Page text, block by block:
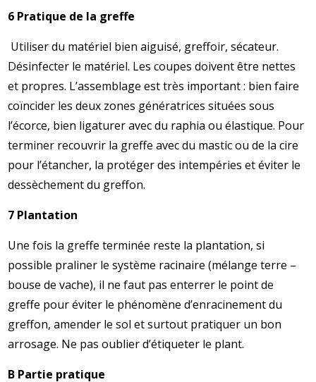
6 Pratique de la greffe
Utiliser du matériel bien aiguisé, greffoir, sécateur.
Désinfecter le matériel. Les coupes doivent être nettes
et propres. L’assemblage est très important : bien faire
coïncider les deux zones génératrices situées sous
l’écorce, bien ligaturer avec du raphia ou élastique. Pour
terminer recouvrir la greffe avec du mastic ou de la cire
pour l’étancher, la protéger des intempéries et éviter le
dessèchement du greffon.
7 Plantation
Une fois la greffe terminée reste la plantation, si
possible praliner le système racinaire (mélange terre –
bouse de vache), il ne faut pas enterrer le point de
greffe pour éviter le phénomène d’enracinement du
greffon, amender le sol et surtout pratiquer un bon
arrosage. Ne pas oublier d’étiqueter le plant.
B Partie pratique